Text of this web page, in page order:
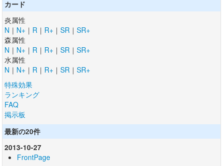
カード
炎属性
N ｜ N+ ｜ R ｜ R+ ｜ SR ｜ SR+
森属性
N ｜ N+ ｜ R ｜ R+ ｜ SR ｜ SR+
水属性
N ｜ N+ ｜ R ｜ R+ ｜ SR ｜ SR+
特殊効果
ランキング
FAQ
掲示板
最新の20件
2013-10-27
FrontPage